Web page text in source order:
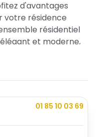
d'avantages
votre résidence
résidentiel
et moderne,
votre bien-être
en plein cœur de
01 85 10 03 69